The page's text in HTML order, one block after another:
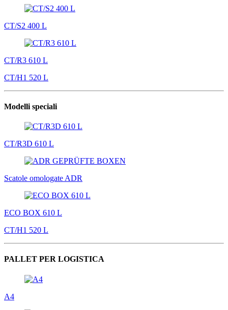
CT/S2 400 L
CT/R3 610 L
CT/H1 520 L
Modelli speciali
CT/R3D 610 L
Scatole omologate ADR
ECO BOX 610 L
CT/H1 520 L
PALLET PER LOGISTICA
A4